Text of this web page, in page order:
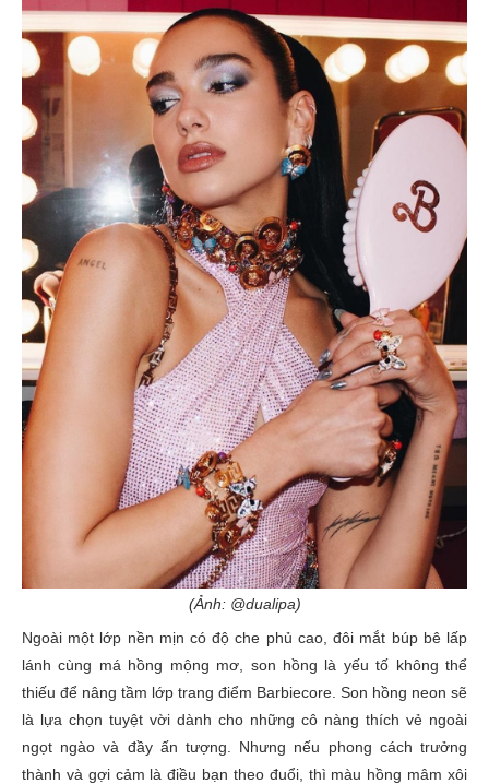
(Ảnh: @dualipa)
Ngoài một lớp nền mịn có độ che phủ cao, đôi mắt búp bê lấp
lánh cùng má hồng mộng mơ, son hồng là yếu tố không thể
thiếu để nâng tầm lớp trang điểm Barbiecore. Son hồng neon sẽ
là lựa chọn tuyệt vời dành cho những cô nàng thích vẻ ngoài
ngọt ngào và đầy ấn tượng. Nhưng nếu phong cách trưởng
thành và gợi cảm là điều bạn theo đuổi, thì màu hồng mâm xôi